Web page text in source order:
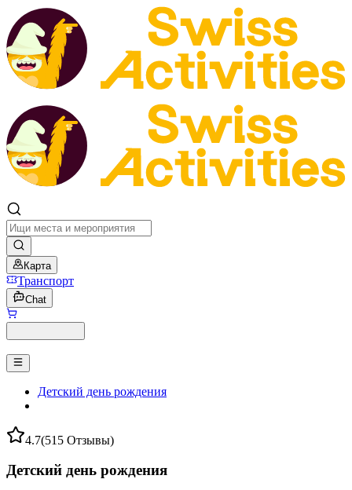
Карта
Транспорт
Chat
Детский день рождения
4.7(515 Отзывы)
Детский день рождения